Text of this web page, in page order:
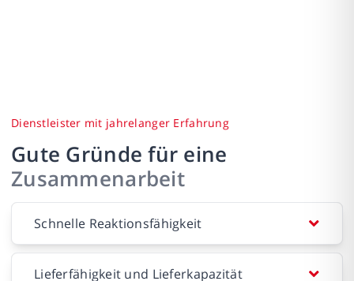
Dienstleister mit jahrelanger Erfahrung
Gute Gründe für eine
Zusammenarbeit
Schnelle Reaktionsfähigkeit
Die JOB AG kann durch jahrelange Expertise
Lieferfähigkeit und Lieferkapazität